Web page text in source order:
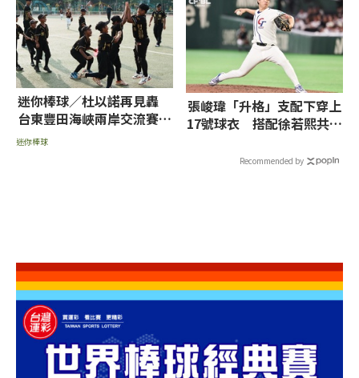
迷你棒球／杜以諾再見轟
台東豐田海峽兩岸交流賽封
迷你棒球
張峻瑋「升格」支配下穿上
17號球衣 搭配徐若熙共組
Recommended by